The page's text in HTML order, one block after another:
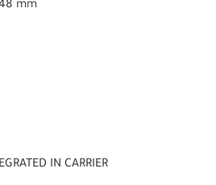
mm
IN CARRIER